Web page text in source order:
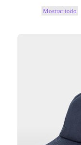
Mostrar todo